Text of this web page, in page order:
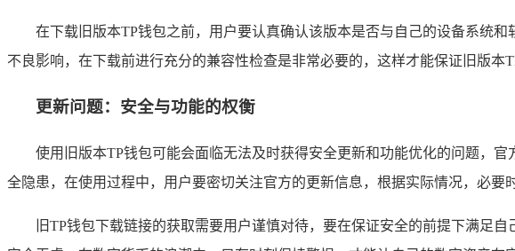
在下载旧版本TP钱包之前，用户要认真确认该版本是否与自己的设备系统
不良影响，在下载前进行充分的兼容性检查是非常必要的，这样才能保证旧版本
更新问题：安全与功能的权衡
使用旧版本TP钱包可能会面临无法及时获得安全更新和功能优化的问题，
全隐患，在使用过程中，用户要密切关注官方的更新信息，根据实际情况，必
旧TP钱包下载链接的获取需要用户谨慎对待，要在保证安全的前提下满足